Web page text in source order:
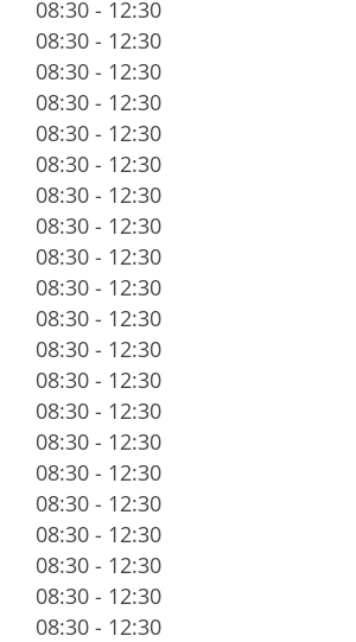
08:30 - 12:30
08:30 - 12:30
08:30 - 12:30
08:30 - 12:30
08:30 - 12:30
08:30 - 12:30
08:30 - 12:30
08:30 - 12:30
08:30 - 12:30
08:30 - 12:30
08:30 - 12:30
08:30 - 12:30
08:30 - 12:30
08:30 - 12:30
08:30 - 12:30
08:30 - 12:30
08:30 - 12:30
08:30 - 12:30
08:30 - 12:30
08:30 - 12:30
08:30 - 12:30